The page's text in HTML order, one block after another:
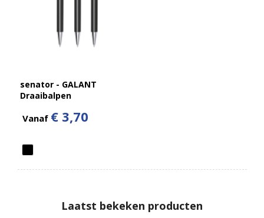
senator - GALANT
Draaibalpen
Vanaf € 3,70
Laatst bekeken producten